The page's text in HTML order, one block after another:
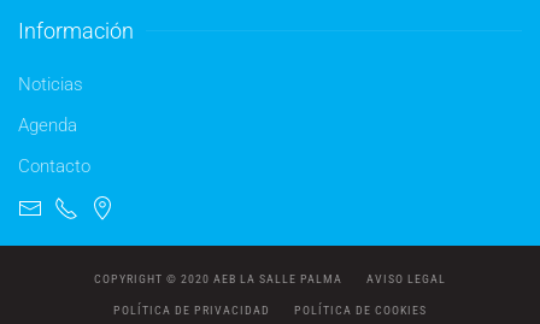
Información
Noticias
Agenda
Contacto
COPYRIGHT © 2020 AEB LA SALLE PALMA AVISO LEGAL
POLÍTICA DE PRIVACIDAD POLÍTICA DE COOKIES